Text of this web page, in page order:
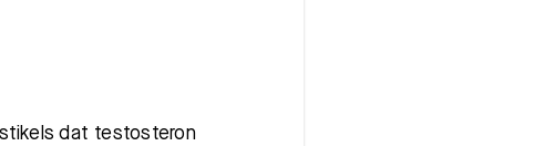
dat testosteron